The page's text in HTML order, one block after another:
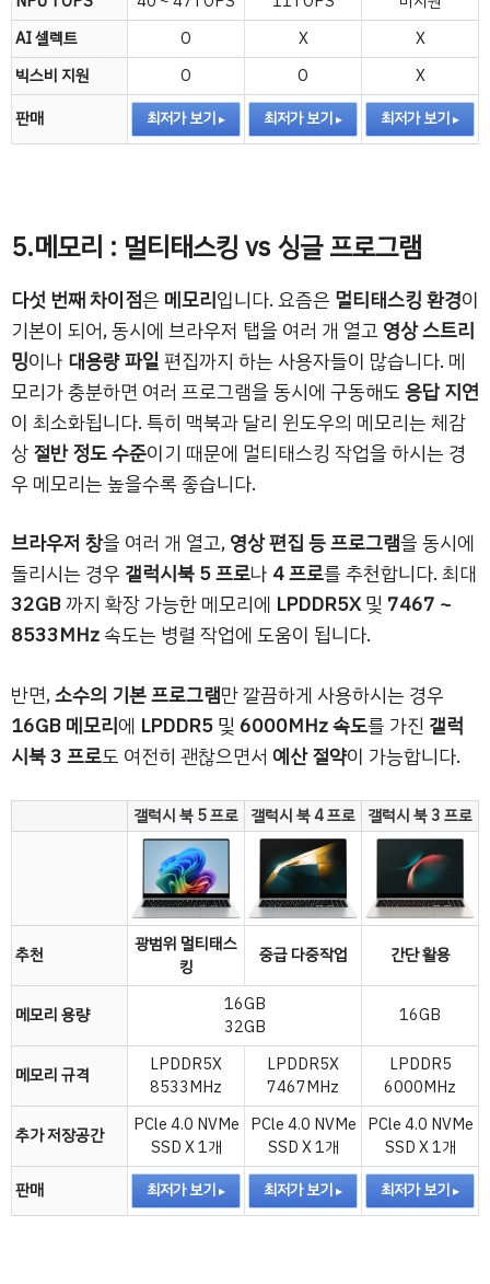
AI 셀렉트
O X
X
빅스비 지원
O O
X
판매
최저가 보기 최저가 보기 최저가 보기
5.메모리 : 멀티태스킹 vs 싱글 프로그램
다섯 번째 차이점은 메모리입니다. 요즘은 멀티태스킹 환경이
기본이 되어, 동시에 브라우저 탭을 여러 개 열고 영상 스트리
밍이나 대용량 파일편집까지 하는 사용자들이 많습니다. 메
모리가 충분하면 여러 프로그램을 동시에 구동해도응답 지연
이 최소화됩니다. 특히 맥북과 달리 윈도우의 메모리는 체감
상절반 정도 수준이기 때문에 멀티태스킹 작업을 하시는 경
우 메모리는 높을수록 좋습니다.
브라우저 창을 여러 개 열고,영상 편집 등 프로그램을 동시에
돌리시는 경우 갤럭시북 5 프로나 4 프로를 추천합니다. 최대
32GB까지 확장 가능한 메모리에 LPDDR5X및 7467 ~
8533MHz속도는 병렬 작업에 도움이 됩니다.
반면,소수의 기본 프로그램만 깔끔하게 사용하시는 경우
16GB 메모리에 LPDDR5및 6000MHz 속도를 가진 갤럭
시북 3 프로도 여전히 괜찮으면서 예산 절약이 가능합니다.
갤럭시 북 5 프로 갤럭시 북 4 프로 갤럭시 북 3 프로
추천
광범위 멀티태스
킹
중급 다중작업 간단 활용
메모리 용량
16GB
32GB
16GB
메모리 규격
LPDDR5X
8533MHz
LPDDR5X
7467MHz
LPDDR5
6000MHz
추가 저장공간
PCle 4.0 NVMe
SSD X 1개
PCle 4.0 NVMe
SSD X 1개
PCle 4.0 NVMe
SSD X 1개
판매
최저가 보기 최저가 보기 최저가 보기